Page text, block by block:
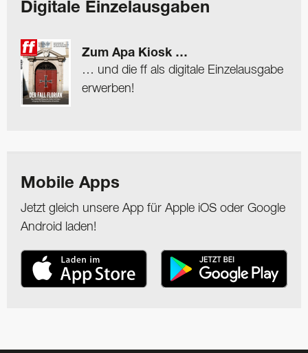
Digitale Einzelausgaben
Zum Apa Kiosk …
… und die ff als digitale Einzelausgabe
erwerben!
Mobile Apps
Jetzt gleich unsere App für Apple iOS oder Google
Android laden!